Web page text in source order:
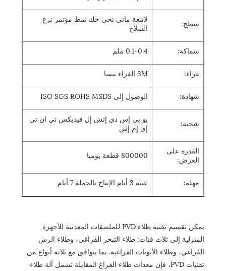
سطح:
لامعة ماتي نحي حك نمط مؤتمر نزع
السلاح
سماكة: 0.1-0.4 ملم
غراء: 3M الغراء تيسا
شهادة: الوصول إلى ISO SGS ROHS MSDS
شحنة:
يو بي إس دي إتش إل فيديكس تي ان تي
إي إم إس
القدرة على
العرض:
800000 قطعة يوميا
مهلة: عينة 3 أيام الإنتاج بالجملة 7 أيام
يمكن تقسيم تقنية طلاء PVD للملصقات المعدنية للأجهزة
المنزلية إلى ثلاث فئات: طلاء التبخر الفراغي، وطلاء الرش
الفراغي، وطلاء الأيونات الفراغية. بما يتوافق مع ثلاثة أنواع من
تقنيات PVD، فإن معدات طلاء الفراغ المقابلة تشمل آلة طلاء